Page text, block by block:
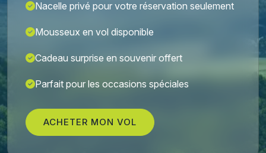
Nacelle privé pour votre réservation seulement
Mousseux en vol disponible
Cadeau surprise en souvenir offert
Parfait pour les occasions spéciales
ACHETER MON VOL